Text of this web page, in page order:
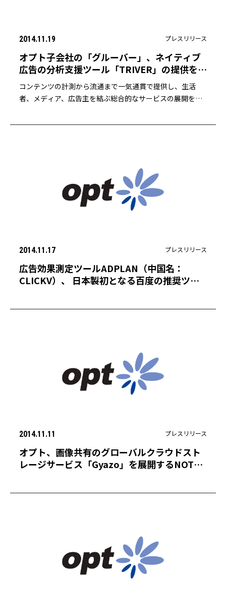
2014.11.19 プレスリリース
オプト子会社の「グルーバー」、ネイティブ
広告の分析支援ツール「TRIVER」の提供を開
始
コンテンツの計測から流通まで一気通貫で提供し、生活
者、メディア、広告主を結ぶ総合的なサービスの展開を目
2014.11.17 プレスリリース
広告効果測定ツールADPLAN（中国名：
CLICKV）、 日本製初となる百度の推奨ツー
2014.11.11 プレスリリース
オプト、画像共有のグローバルクラウドスト
レージサービス「Gyazo」を展開するNOTA